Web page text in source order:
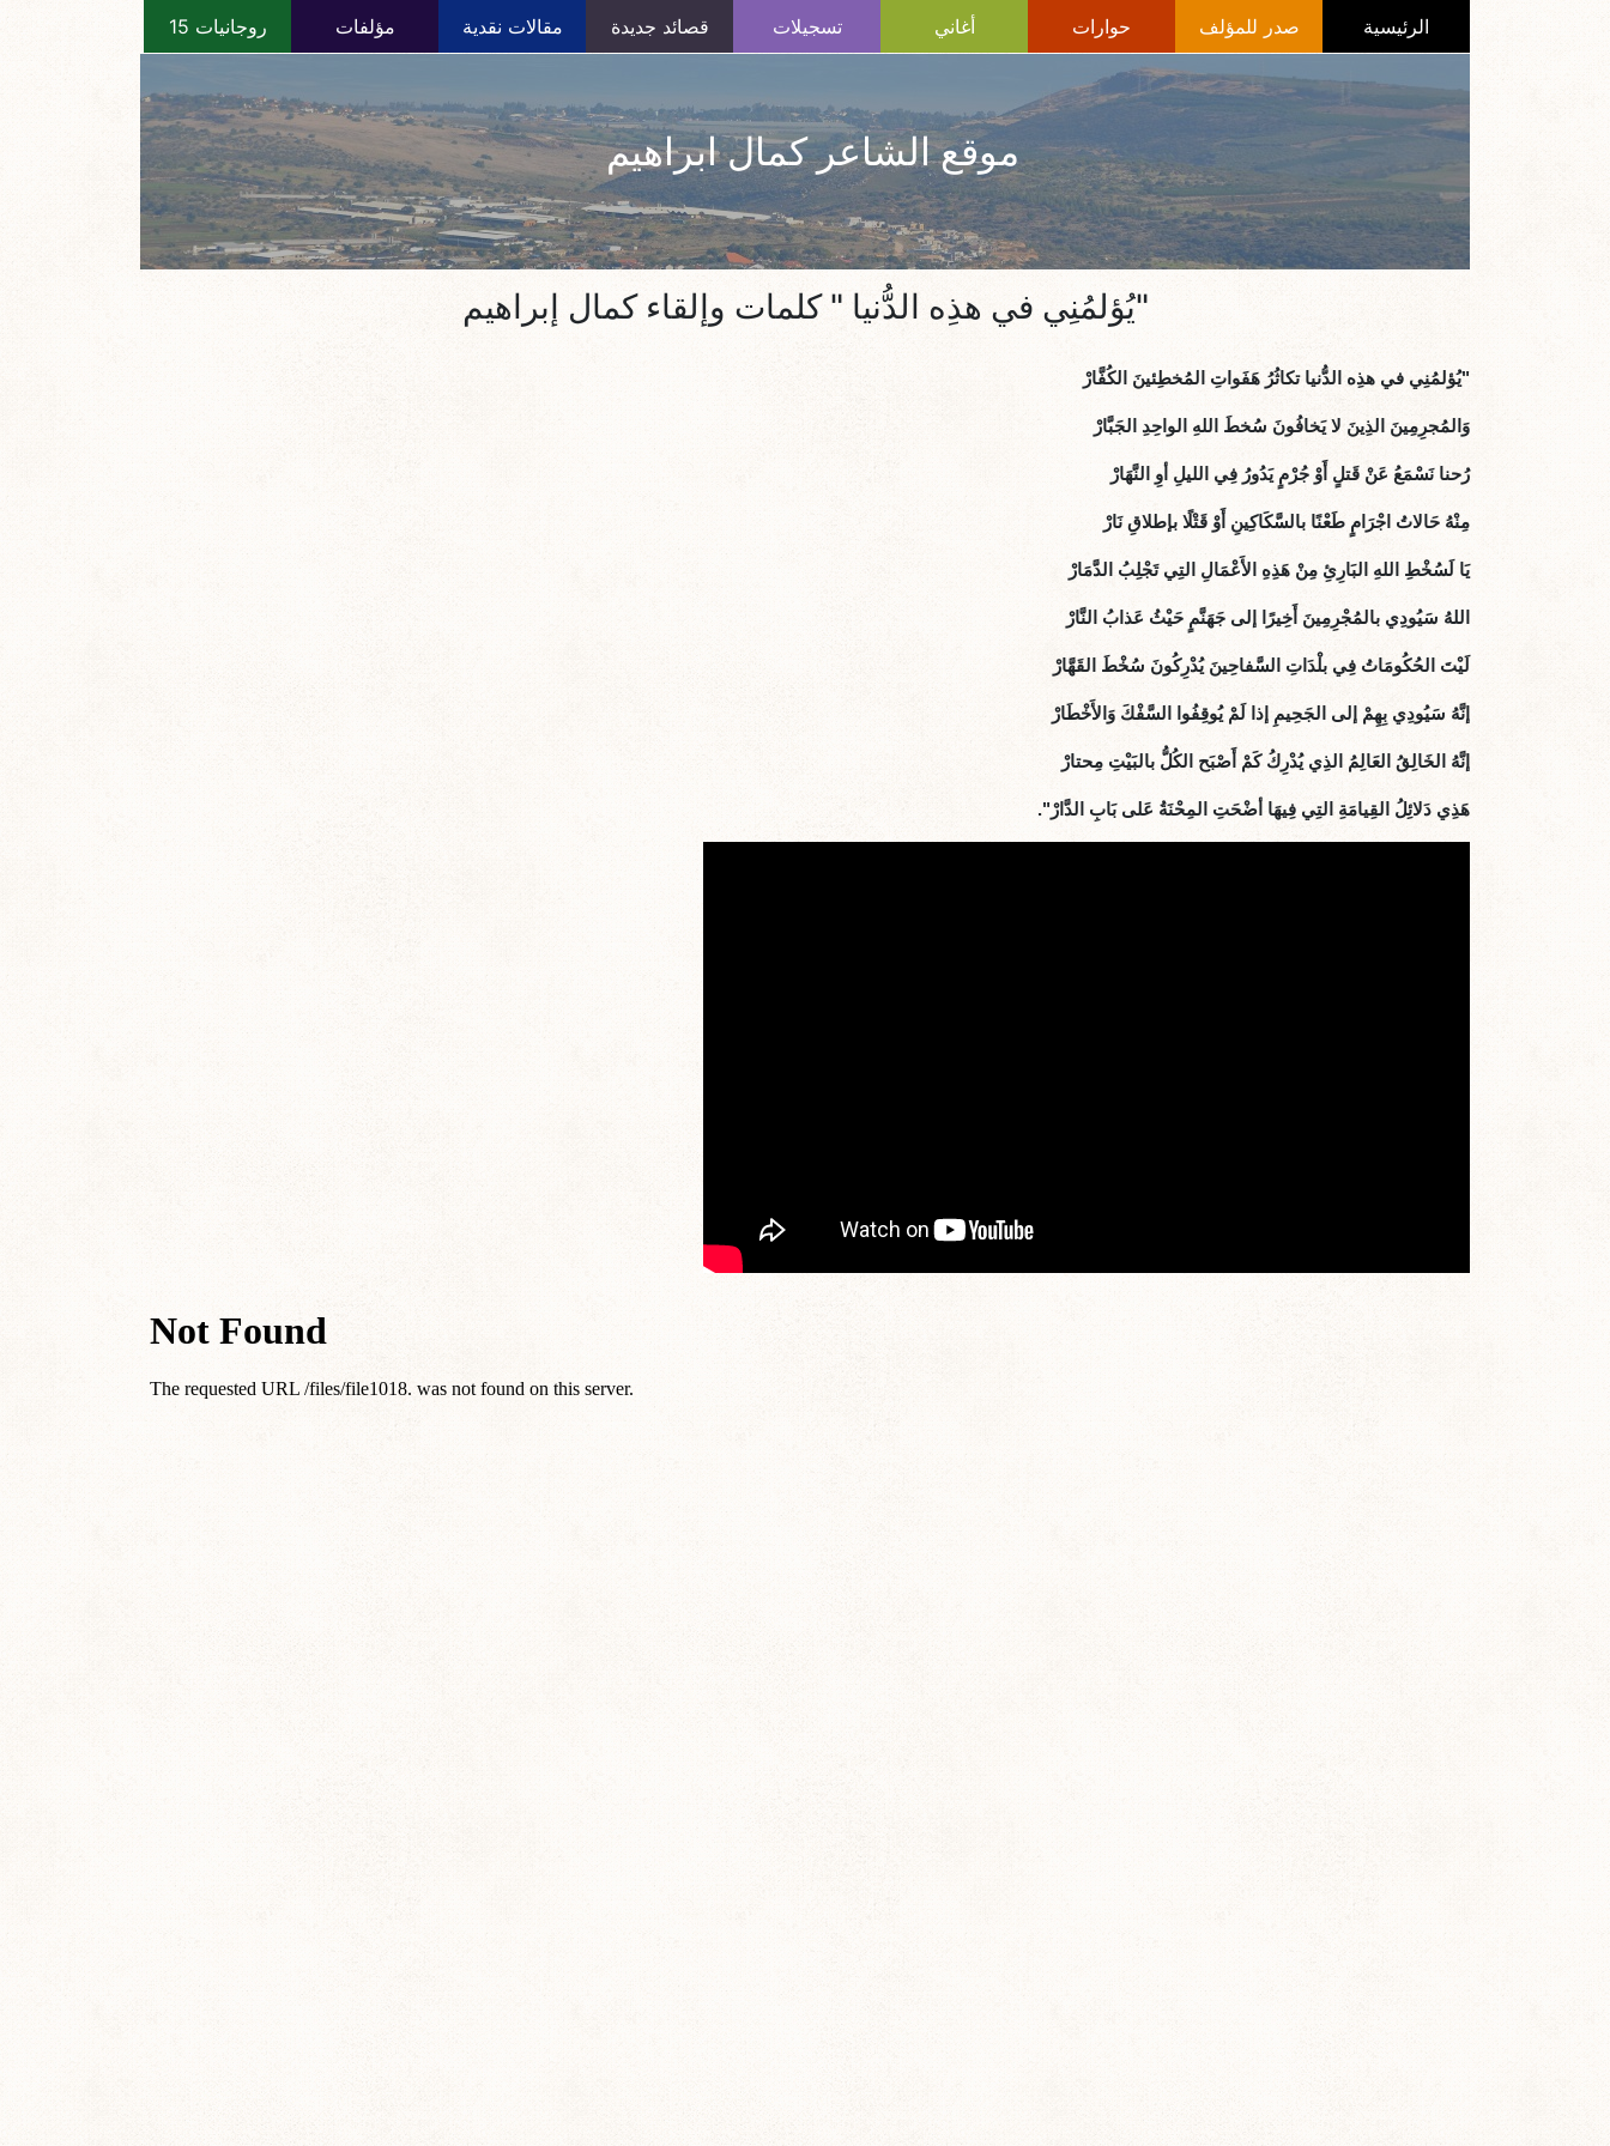
الرئيسية صدر للمؤلف حوارات أغاني تسجيلات قصائد جديدة مقالات نقدية مؤلفات روجانيات 15
موقع الشاعر كمال ابراهيم
"يُؤلمُنِي في هذِه الدُّنيا " كلمات وإلقاء كمال إبراهيم
"يُؤلمُنِي في هذِه الدُّنيا تكاثُرُ هَفَواتِ المُخطِئينَ الكُفَّارْ
وَالمُجرِمِينَ الذِينَ لا يَخافُونَ سُخطَ اللهِ الواحِدِ الجَبَّارْ
رُحنا نَسْمَعُ عَنْ قَتلٍ أَوْ جُرْمٍ يَدُورُ فِي الليلِ أوِ النَّهَارْ
مِنْهُ حَالاتُ اجْرَامٍ طَعْنًا بالسَّكَاكِينِ أَوْ قَتْلًا بإطلاقِ نَارْ
يَا لَسُخْطِ اللهِ البَارِئِ مِنْ هَذِهِ الأَعْمَالِ التِي تَجْلِبُ الدَّمَارْ
اللهُ سَيُودِي بالمُجْرِمِينَ أَخِيرًا إلى جَهَنَّمٍ حَيْثُ عَذابُ النَّارْ
لَيْتَ الحُكُومَاتُ فِي بلْدَاتِ السَّفاحِينَ يُدْرِكُونَ سُخْطَ القَهَّارْ
إنَّهُ سَيُودِي بِهِمْ إلى الجَحِيمِ إذا لَمْ يُوقِفُوا السَّفْكَ وَالأَخْطَارْ
إنَّهُ الخَالِقُ العَالِمُ الذِي يُدْرِكُ كَمْ أَصْبَح الكُلُّ بالبَيْتِ مِحتارْ
هَذِي دَلائِلُ القِيامَةِ التِي فِيهَا أضْحَتِ المِحْنَةُ عَلى بَابِ الدَّارْ".